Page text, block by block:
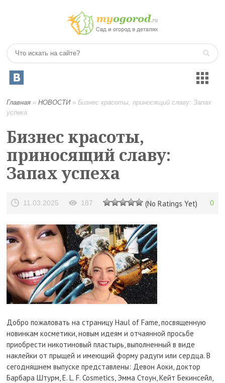
Главная »НОВОСТИ»Бизнес красоты, приносящий славу: Запах
успеха
Бизнес красоты,
приносящий славу:
Запах успеха
11.03.2025 187 (No Ratings Yet) 0
Добро пожаловать на страницу Haul of Fame, посвященную
новинкам косметики, новым идеям и отчаянной просьбе
приобрести никотиновый пластырь, выполненный в виде
наклейки от прыщей и имеющий форму радуги или сердца. В
сегодняшнем выпуске представлены: Девон Аоки, доктор
Барбара Штурм, E. L. F. Cosmetics, Эмма Стоун, Кейт Бекинсейл,